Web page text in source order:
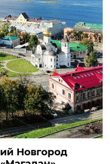
Новгород